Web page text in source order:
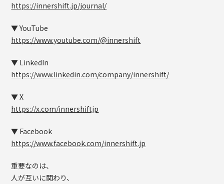
https://innershift.jp/journal/
▼ YouTube
https://www.youtube.com/@innershift
▼ LinkedIn
https://www.linkedin.com/company/innershift/
▼ X
https://x.com/innershiftjp
▼ Facebook
https://www.facebook.com/innershift.jp
重要なのは、
人が互いに関わり、